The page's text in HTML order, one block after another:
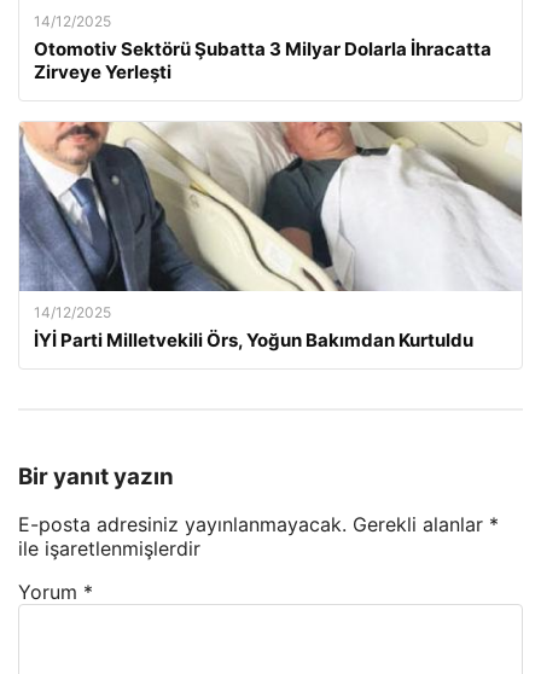
14/12/2025
Otomotiv Sektörü Şubatta 3 Milyar Dolarla İhracatta
Zirveye Yerleşti
14/12/2025
İYİ Parti Milletvekili Örs, Yoğun Bakımdan Kurtuldu
Bir yanıt yazın
E-posta adresiniz yayınlanmayacak. Gerekli alanlar *
ile işaretlenmişlerdir
Yorum *